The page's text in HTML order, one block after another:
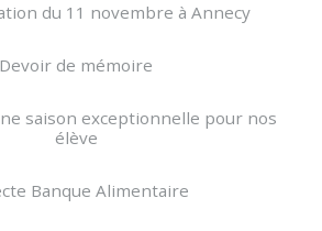
du 11 novembre à Annecy
Devoir de mémoire
saison exceptionnelle pour nos
élève
Banque Alimentaire